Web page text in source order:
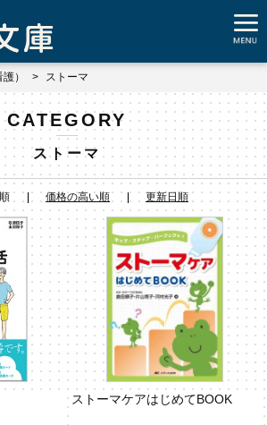
） ストーマ
CATEGORY
ストーマ
価格の高い順 更新日順
ストーマケアはじめてBOOK